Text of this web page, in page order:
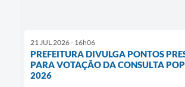
21 JUL 2026 - 16h06
PREFEITURA DIVULGA PONTOS
PARA VOTAÇÃO DA CONSULTA
2026